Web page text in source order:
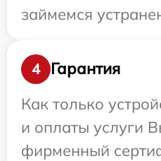
займемся
4
Гарантия
Как только
и оплаты услуги
фирменный